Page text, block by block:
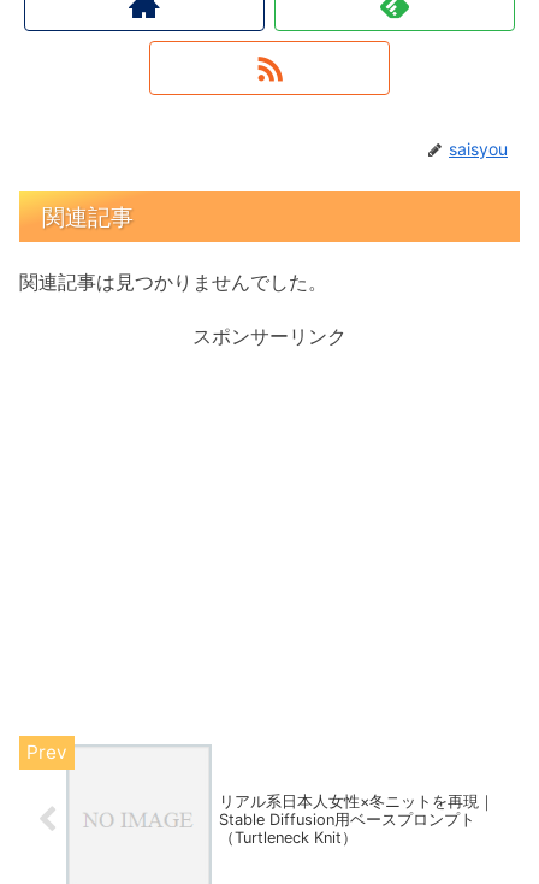
saisyou
関連記事
関連記事は見つかりませんでした。
スポンサーリンク
リアル系日本人女性×冬ニットを再現｜
Stable Diffusion用ベースプロンプト
（Turtleneck Knit）